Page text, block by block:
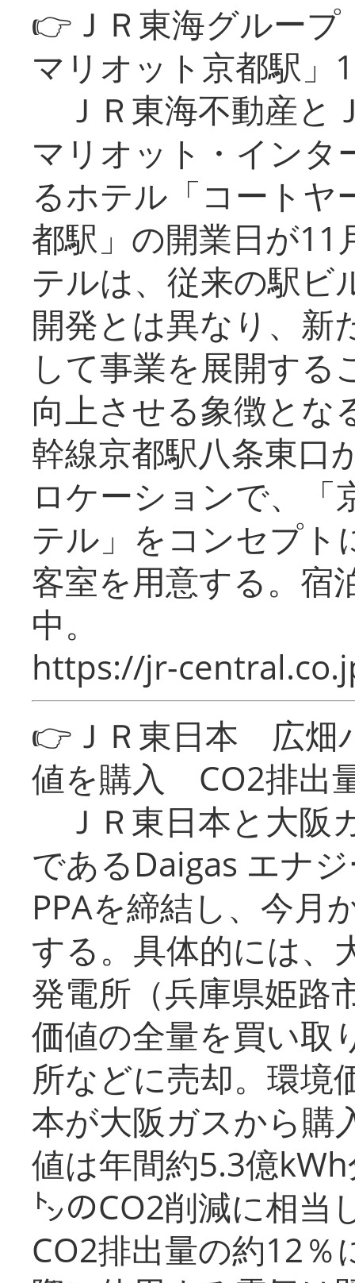
👉ＪＲ東海グルー
マリオット京都駅」
ＪＲ東海不動産と
マリオット・インタ
るホテル「コートヤ
都駅」の開業日が11
テルは、従来の駅ビ
開発とは異なり、新
して事業を展開する
向上させる象徴とな
幹線京都駅八条東口
ロケーションで、「
テル」をコンセプト
客室を用意する。宿
中。
https://jr-
👉ＪＲ東日本 広畑
値を購入 CO2排出
ＪＲ東日本と大阪
であるDaigas エナ
PPAを締結し、今月
する。具体的には、
発電所（兵庫県姫路
価値の全量を買い取
所などに売却。環境
本が大阪ガスから購
値は年間約5.3億
㌧のCO2削減に相当
CO2排出量の約12％